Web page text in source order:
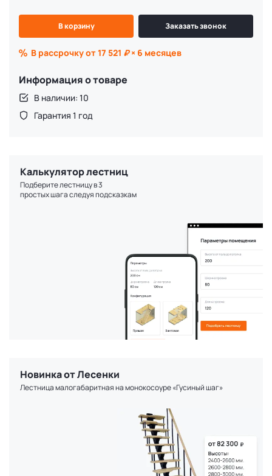
В корзину Заказать звонок
В рассрочку от 17 521 ₽× 6 месяцев
Информация о товаре
В наличии: 10
Гарантия 1 год
Калькулятор лестниц
Подберите лестницу в 3
простых шага следуя подсказкам
Новинка от Лесенки
Лестница малогабаритная на монокосоуре «Гусиный шаг»